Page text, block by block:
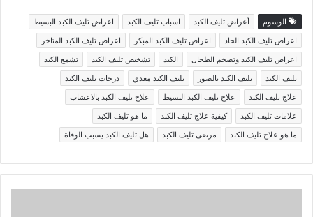
الوسوم أعراض تليف الكبد اسباب تليف الكبد
اعراض تليف الكبد البسيط
اعراض تليف الكبد الحاد
اعراض تليف الكبد المبكر
اعراض تليف الكبد المتاخر
اعراض تليف الكبد وتضخم الطحال
الكبد تشخيص تليف الكبد
تشمع الكبد
تليف الكبد
تليف الكبد بالصور تليف الكبد معدي
درجات تليف الكبد
علاج تليف الكبد
علاج تليف الكبد البسيط
علاج تليف الكبد بالاعشاب
علامات تليف الكبد
كيفية علاج تليف الكبد
ما هو تليف الكبد
ما هو علاج تليف الكبد
مرضى تليف الكبد هل تليف الكبد يسبب الوفاة